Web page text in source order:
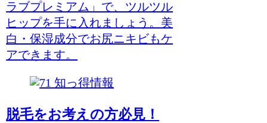
ラブプレミアム」で、ツルツル
ヒップを手に入れましょう。美
白・保湿成分でお尻ニキビもケ
アできます。
知っ得情報
脱毛をお考えの方必見！